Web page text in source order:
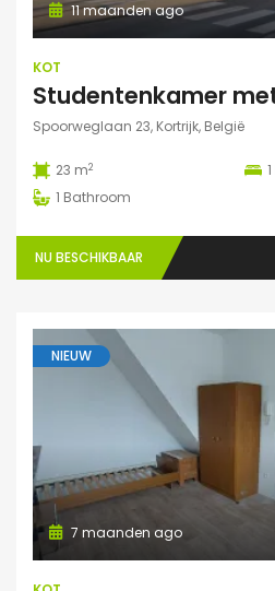
11 maanden ago
KOT
Spoorweglaan 23, Kortrijk, België
23 m2 1
1 Bathroom
NU BESCHIKBAAR
NIEUW
7 maanden ago